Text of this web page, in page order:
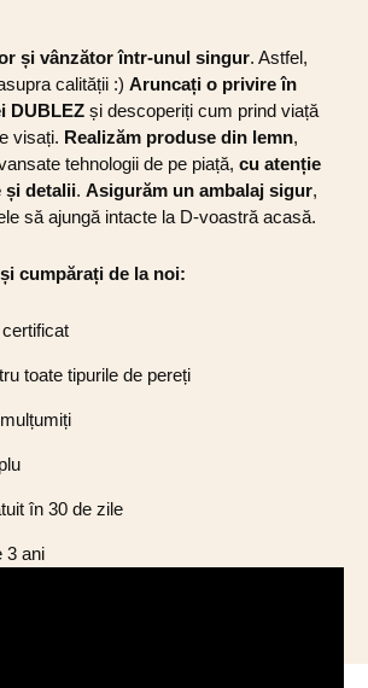
și vânzător într-unul singur. Astfel,
calității :) Aruncați o privire în
DUBLEZ și descoperiți cum prind viață
visați. Realizăm produse din lemn,
tehnologii de pe piață, cu atenție
și detalii. Asigurăm un ambalaj sigur,
să ajungă intacte la D-voastră acasă.
cumpărați de la noi:
toate tipurile de pereți
în 30 de zile
3 ani